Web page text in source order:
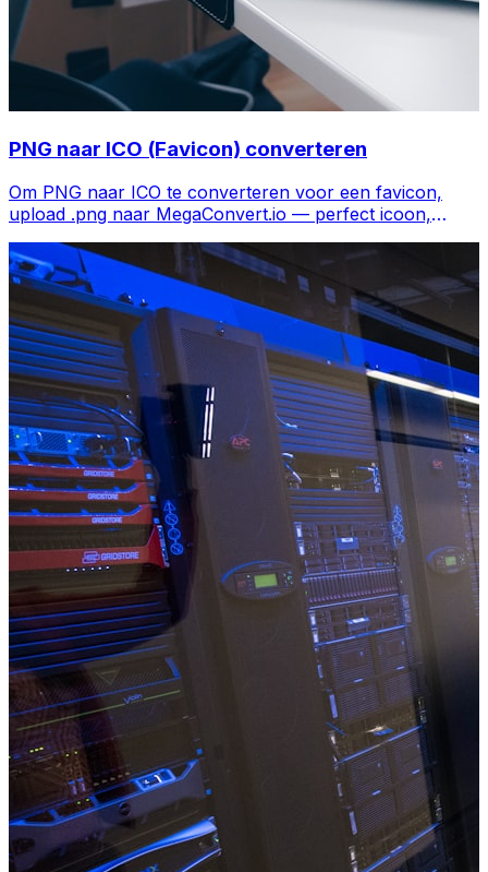
PNG naar ICO (Favicon) converteren
Om PNG naar ICO te converteren voor een favicon,
upload .png naar MegaConvert.io — perfect icoon,